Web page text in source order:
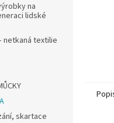
na
lidské
netkaná textilie
skartace